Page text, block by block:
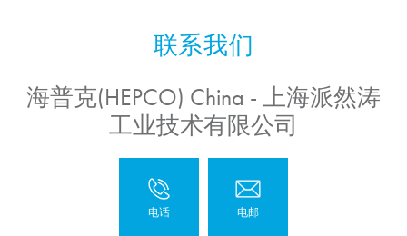
海普克(HEPCO) China - 上海派然涛
工业技术有限公司